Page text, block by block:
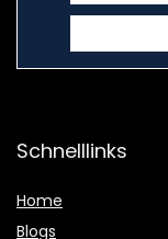
Schnelllinks
Home
Blogs